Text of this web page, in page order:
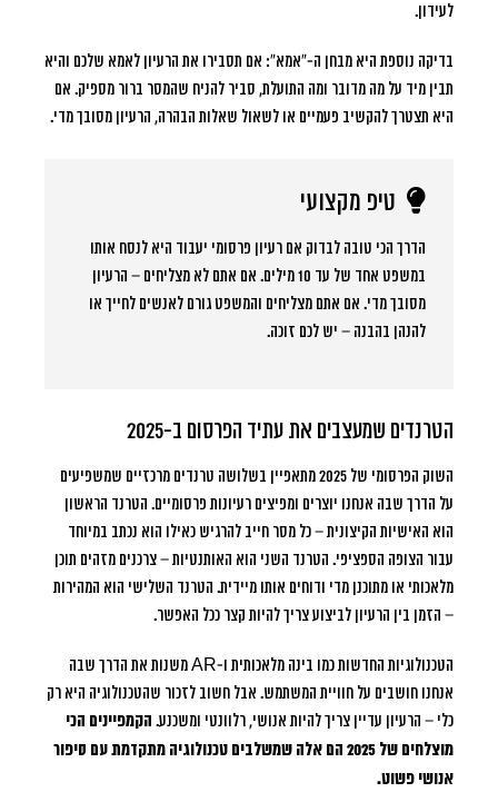
לעידון.
בדיקה נוספת היא מבחן ה-“אמא”: אם תסבירו את הרעיון לאמא שלכם והיא
תבין מיד על מה מדובר ומה התועלת, סביר להניח שהמסר ברור מספיק. אם
היא תצטרך להקשיב פעמיים או לשאול שאלות הבהרה, הרעיון מסובך מדי.
טיפ מקצועי
הדרך הכי טובה לבדוק אם רעיון פרסומי יעבוד היא לנסח אותו
במשפט אחד של עד 10 מילים. אם אתם לא מצליחים – הרעיון
מסובך מדי. אם אתם מצליחים והמשפט גורם לאנשים לחייך או
להנהן בהבנה – יש לכם זוכה.
הטרנדים שמעצבים את עתיד הפרסום ב-2025
השוק הפרסומי של 2025 מתאפיין בשלושה טרנדים מרכזיים שמשפיעים
על הדרך שבה אנחנו יוצרים ומפיצים רעיונות פרסומיים. הטרנד הראשון
הוא האישיות הקיצונית – כל מסר חייב להרגיש כאילו הוא נכתב במיוחד
עבור הצופה הספציפי. הטרנד השני הוא האותנטיות – צרכנים מזהים תוכן
מלאכותי או מתוכנן מדי ודוחים אותו מיידית. הטרנד השלישי הוא המהירות
– הזמן בין הרעיון לביצוע צריך להיות קצר ככל האפשר.
הטכנולוגיות החדשות כמו בינה מלאכותית ו-AR משנות את הדרך שבה
אנחנו חושבים על חוויית המשתמש. אבל חשוב לזכור שהטכנולוגיה היא רק
כלי – הרעיון עדיין צריך להיות אנושי, רלוונטי ומשכנע. הקמפיינים הכי
מוצלחים של 2025 הם אלה שמשלבים טכנולוגיה מתקדמת עם סיפור
אנושי פשוט.